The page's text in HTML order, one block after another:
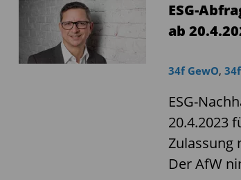
ESG-
ab
34f GewO,
ESG-
20.4.2023
Zulassung
Der AfW